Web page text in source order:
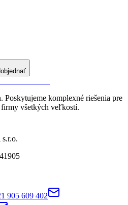
. Poskytujeme komplexné riešenia pre
firmy všetkých veľkostí.
905 609 402